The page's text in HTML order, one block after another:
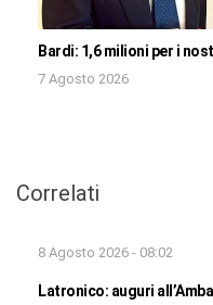
Bardi: 1,6 milioni per i
7 Agosto 2026
Correlati
8 Agosto 2026 - 08:02
Latronico: auguri